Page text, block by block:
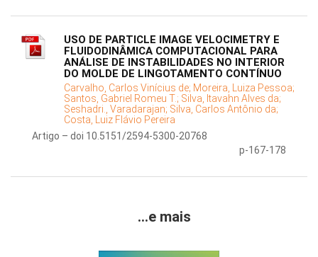
USO DE PARTICLE IMAGE VELOCIMETRY E
FLUIDODINÂMICA COMPUTACIONAL PARA
ANÁLISE DE INSTABILIDADES NO INTERIOR
DO MOLDE DE LINGOTAMENTO CONTÍNUO
Carvalho, Carlos Vinícius de; Moreira, Luiza Pessoa;
Santos, Gabriel Romeu T.; Silva, Itavahn Alves da;
Seshadri., Varadarajan; Silva, Carlos Antônio da;
Costa, Luiz Flávio Pereira
Artigo – doi 10.5151/2594-5300-20768
p-167-178
...e mais